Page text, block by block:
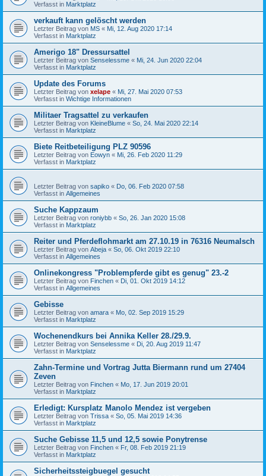
Verfasst in Marktplatz
verkauft kann gelöscht werden
Letzter Beitrag von MS « Mi, 12. Aug 2020 17:14
Verfasst in Marktplatz
Amerigo 18" Dressursattel
Letzter Beitrag von Senselessme « Mi, 24. Jun 2020 22:04
Verfasst in Marktplatz
Update des Forums
Letzter Beitrag von xelape « Mi, 27. Mai 2020 07:53
Verfasst in Wichtige Informationen
Militaer Tragsattel zu verkaufen
Letzter Beitrag von KleineBlume « So, 24. Mai 2020 22:14
Verfasst in Marktplatz
Biete Reitbeteiligung PLZ 90596
Letzter Beitrag von Eowyn « Mi, 26. Feb 2020 11:29
Verfasst in Marktplatz
Letzter Beitrag von sapiko « Do, 06. Feb 2020 07:58
Verfasst in Allgemeines
Suche Kappzaum
Letzter Beitrag von roniybb « So, 26. Jan 2020 15:08
Verfasst in Marktplatz
Reiter und Pferdeflohmarkt am 27.10.19 in 76316 Neumalsch
Letzter Beitrag von Abeja « So, 06. Okt 2019 22:10
Verfasst in Allgemeines
Onlinekongress "Problempferde gibt es genug" 23.-2
Letzter Beitrag von Finchen « Di, 01. Okt 2019 14:12
Verfasst in Allgemeines
Gebisse
Letzter Beitrag von amara « Mo, 02. Sep 2019 15:29
Verfasst in Marktplatz
Wochenendkurs bei Annika Keller 28./29.9.
Letzter Beitrag von Senselessme « Di, 20. Aug 2019 11:47
Verfasst in Marktplatz
Zahn-Termine und Vortrag Jutta Biermann rund um 27404
Zeven
Letzter Beitrag von Finchen « Mo, 17. Jun 2019 20:01
Verfasst in Marktplatz
Erledigt: Kursplatz Manolo Mendez ist vergeben
Letzter Beitrag von Trissa « So, 05. Mai 2019 14:36
Verfasst in Marktplatz
Suche Gebisse 11,5 und 12,5 sowie Ponytrense
Letzter Beitrag von Finchen « Fr, 08. Feb 2019 21:19
Verfasst in Marktplatz
Sicherheitssteigbuegel gesucht